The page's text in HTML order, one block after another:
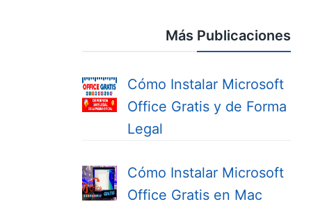
Más Publicaciones
Cómo Instalar Microsoft
Office Gratis y de Forma
Legal
Cómo Instalar Microsoft
Office Gratis en Mac